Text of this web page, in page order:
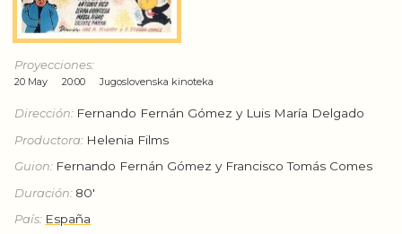
Proyecciones:
20 May 20:00 Jugoslovenska kinoteka
Dirección: Fernando Fernán Gómez y Luis María Delgado
Productora: Helenia Films
Guion: Fernando Fernán Gómez y Francisco Tomás Comes
Duración: 80'
País: España